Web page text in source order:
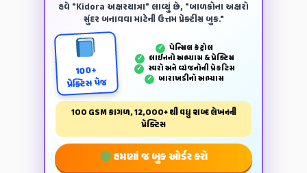
હવે "Kidora અક્ષરયાત્રા" લાવ્યું છે, "બાળકોના અક્ષરો
સુંદર બનાવવા માટેની ઉત્તમ પ્રેક્ટીસ બુક."
100+
પ્રેક્ટિસ પેજ
✓ પેન્‍સિલ કંટ્રોલ
✓ લાઈનનો અભ્યાસ & પ્રેક્ટિસ
✓ સ્વરો અને વ્યંજનોની પ્રેકટિસ
✓ બારાખડીનો અભ્યાસ
100 GSM કાગળ, 12,000+ થી વધુ શબ્દ લેખનની
પ્રેક્ટિસ
હમણાં જ બુક ઓર્ડર કરો